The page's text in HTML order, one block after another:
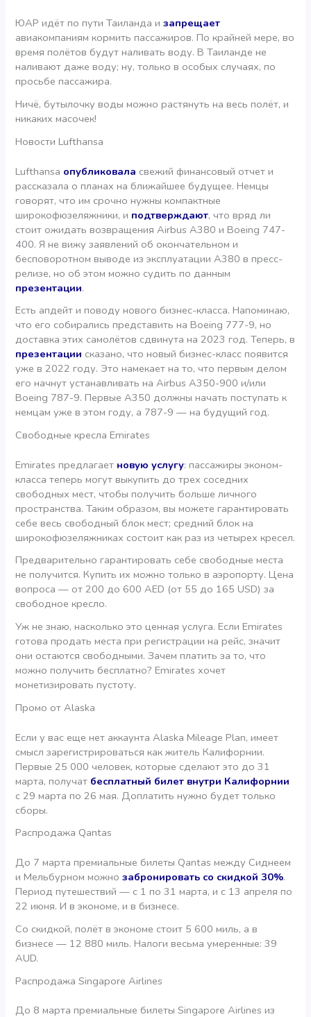
ЮАР идёт по пути Таиланда изапрещает
авиакомпаниям кормить пассажиров. По крайней мере, во
время полётов будут наливать воду. В Таиланде не
наливают даже воду; ну, только в особых случаях, по
просьбе пассажира.
Ничё, бутылочку воды можно растянуть на весь полёт, и
никаких масочек!
Новости Lufthansa
Lufthansa опубликовала свежий финансовый отчет и
рассказала о планах на ближайшее будущее. Немцы
говорят, что им срочно нужны компактные
широкофюзеляжники, и подтверждают, что вряд ли
стоит ожидать возвращения Airbus A380 и Boeing 747-
400. Я не вижу заявлений об окончательном и
бесповоротном выводе из эксплуатации А380 в пресс-
релизе, но об этом можно судить по данным
презентации.
Есть апдейт и поводу нового бизнес-класса. Напоминаю,
что его собирались представить на Boeing 777-9, но
доставка этих самолётов сдвинута на 2023 год. Теперь, в
презентации сказано, что новый бизнес-класс появится
уже в 2022 году. Это намекает на то, что первым делом
его начнут устанавливать на Airbus A350-900 и/или
Boeing 787-9. Первые А350 должны начать поступать к
немцам уже в этом году, а 787-9 — на будущий год.
Свободные кресла Emirates
Emirates предлагает новую услугу: пассажиры эконом-
класса теперь могут выкупить до трех соседних
свободных мест, чтобы получить больше личного
пространства. Таким образом, вы можете гарантировать
себе весь свободный блок мест; средний блок на
широкофюзеляжниках состоит как раз из четырех кресел.
Предварительно гарантировать себе свободные места
не получится. Купить их можно только в аэропорту. Цена
вопроса — от 200 до 600 AED (от 55 до 165 USD) за
свободное кресло.
Уж не знаю, насколько это ценная услуга. Если Emirates
готова продать места при регистрации на рейс, значит
они остаются свободными. Зачем платить за то, что
можно получить бесплатно? Emirates хочет
монетизировать пустоту.
Промо от Alaska
Если у вас еще нет аккаунта Alaska Mileage Plan, имеет
смысл зарегистрироваться как житель Калифорнии.
Первые 25 000 человек, которые сделают это до 31
марта, получат бесплатный билет внутри Калифорнии
с 29 марта по 26 мая. Доплатить нужно будет только
сборы.
Распродажа Qantas
До 7 марта премиальные билеты Qantas между Сиднеем
и Мельбурном можнозабронировать со скидкой 30%.
Период путешествий — с 1 по 31 марта, и с 13 апреля по
22 июня. И в экономе, и в бизнесе.
Со скидкой, полёт в экономе стоит 5 600 миль, а в
бизнесе — 12 880 миль. Налоги весьма умеренные: 39
AUD.
Распродажа Singapore Airlines
До 8 марта премиальные билеты Singapore Airlines из